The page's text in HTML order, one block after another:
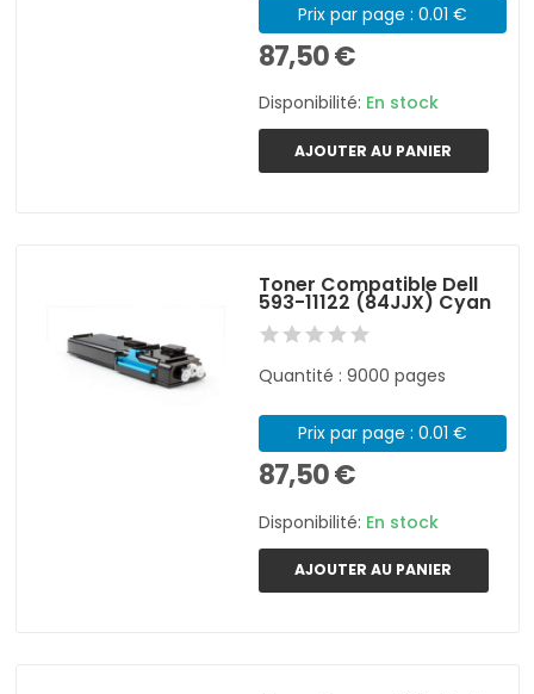
Prix par page : 0.01 €
87,50 €
Disponibilité: En stock
AJOUTER AU PANIER
Toner Compatible Dell
593-11122 (84JJX) Cyan
Quantité : 9000 pages
Prix par page : 0.01 €
87,50 €
Disponibilité: En stock
AJOUTER AU PANIER